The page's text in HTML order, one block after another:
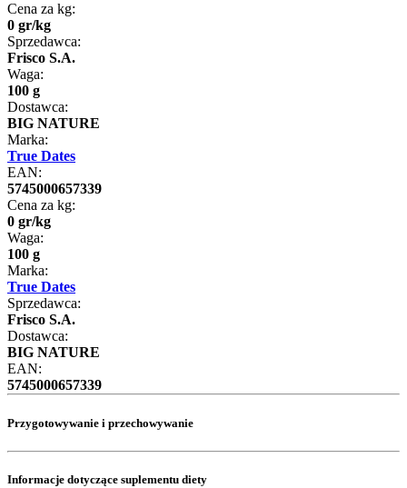
Cena za kg:
0 gr/kg
Sprzedawca:
Frisco S.A.
Waga:
100 g
Dostawca:
BIG NATURE
Marka:
True Dates
EAN:
5745000657339
Cena za kg:
0 gr/kg
Waga:
100 g
Marka:
True Dates
Sprzedawca:
Frisco S.A.
Dostawca:
BIG NATURE
EAN:
5745000657339
Przygotowywanie i przechowywanie
Informacje dotyczące suplementu diety